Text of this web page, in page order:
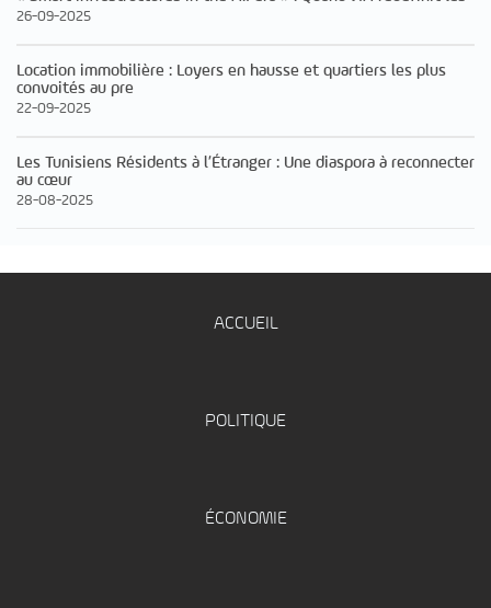
26-09-2025
Location immobilière : Loyers en hausse et quartiers les plus
convoités au pre
22-09-2025
Les Tunisiens Résidents à l’Étranger : Une diaspora à reconnecter
au cœur
28-08-2025
ACCUEIL
POLITIQUE
ÉCONOMIE